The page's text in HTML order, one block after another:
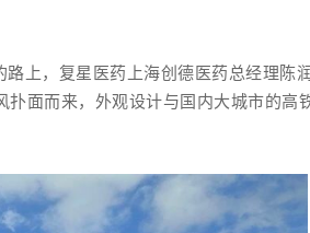
上，复星医药上海创德医药总经理陈
面而来，外观设计与国内大城市的高